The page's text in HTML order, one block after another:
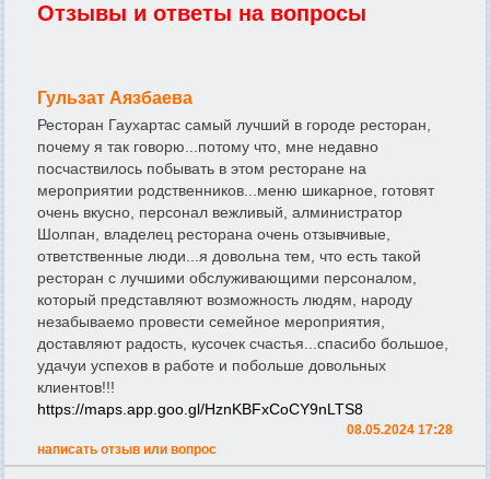
Отзывы и ответы на вопросы
Гульзат Аязбаева
Ресторан Гаухартас самый лучший в городе ресторан,
почему я так говорю...потому что, мне недавно
посчаствилось побывать в этом ресторане на
мероприятии родственников...меню шикарное, готовят
очень вкусно, персонал вежливый, алминистратор
Шолпан, владелец ресторана очень отзывчивые,
ответственные люди...я довольна тем, что есть такой
ресторан с лучшими обслуживающими персоналом,
который представляют возможность людям, народу
незабываемо провести семейное мероприятия,
доставляют радость, кусочек счастья...спасибо большое,
удачуи успехов в работе и побольше довольных
клиентов!!!
https://maps.app.goo.gl/HznKBFxCoCY9nLTS8
08.05.2024 17:28
написать отзыв или вопрос